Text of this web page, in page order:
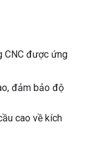
CNC được ứng
đảm bảo độ
cao về kích